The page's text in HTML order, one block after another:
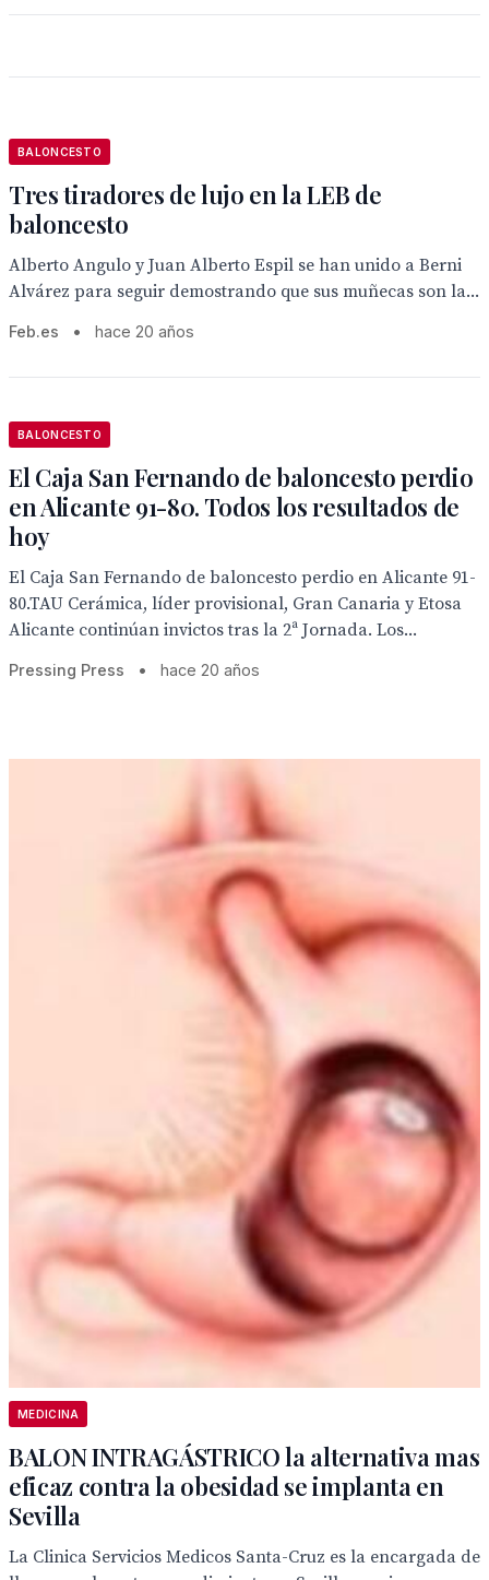
BALONCESTO
Tres tiradores de lujo en la LEB de
baloncesto
Alberto Angulo y Juan Alberto Espil se han unido a Berni
Alvárez para seguir demostrando que sus muñecas son la...
Feb.es • hace 20 años
BALONCESTO
El Caja San Fernando de baloncesto perdio
en Alicante 91-80. Todos los resultados de
hoy
El Caja San Fernando de baloncesto perdio en Alicante 91-
80.TAU Cerámica, líder provisional, Gran Canaria y Etosa
Alicante continúan invictos tras la 2ª Jornada. Los...
Pressing Press • hace 20 años
MEDICINA
BALON INTRAGÁSTRICO la alternativa mas
eficaz contra la obesidad se implanta en
Sevilla
La Clinica Servicios Medicos Santa-Cruz es la encargada de